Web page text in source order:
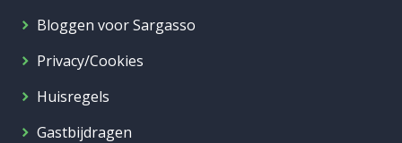
Bloggen voor Sargasso
Privacy/Cookies
Huisregels
Gastbijdragen